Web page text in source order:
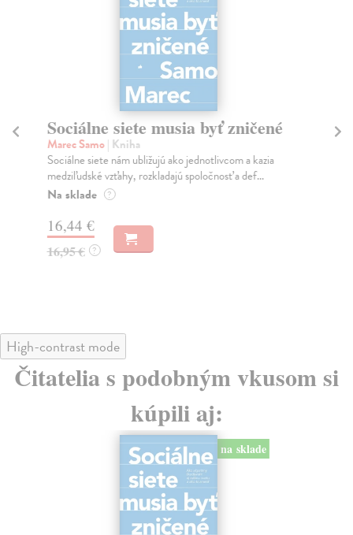
Sociálne siete musia byť zničené
Marec Samo| Kniha
Sociálne siete nám ubližujú ako jednotlivcom a kazia
medziľudské vzťahy, rozkladajú spoločnosť a def...
Na sklade ?
16,44 €
16,95 € ?
High-contrast mode
Čitatelia s podobným vkusom si
kúpili aj:
na sklade